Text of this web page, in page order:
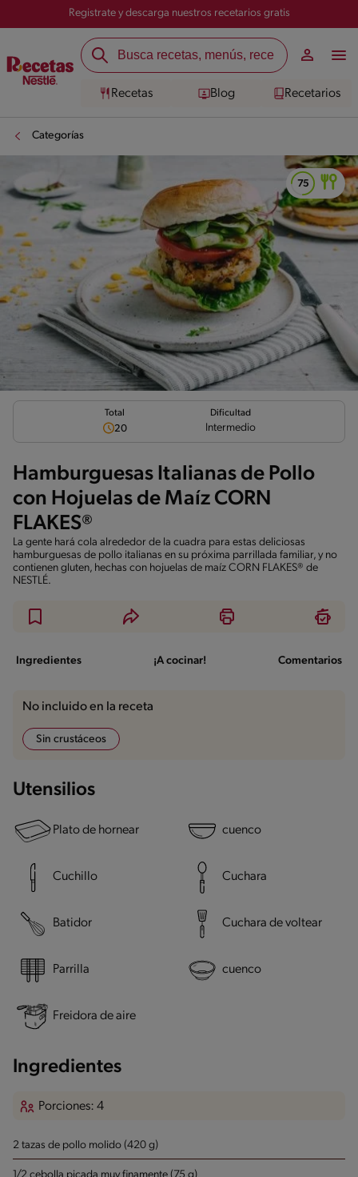
Registrate y descarga nuestros recetarios gratis
Recetas Blog Recetarios
Categorías
Total
20
Dificultad
Intermedio
Hamburguesas Italianas de Pollo
con Hojuelas de Maíz CORN
FLAKES®
La gente hará cola alrededor de la cuadra para estas deliciosas
hamburguesas de pollo italianas en su próxima parrillada familiar, y no
contienen gluten, hechas con hojuelas de maíz CORN FLAKES® de
NESTLÉ.
Ingredientes ¡A cocinar! Comentarios
No incluido en la receta
Sin crustáceos
Utensilios
Plato de hornear cuenco
Cuchillo Cuchara
Batidor Cuchara de voltear
Parrilla cuenco
Freidora de aire
Ingredientes
Porciones: 4
2 tazas de pollo molido (420 g)